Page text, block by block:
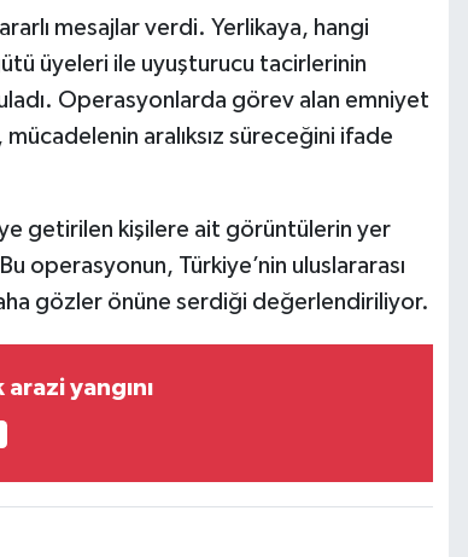
mesajlar verdi. Yerlikaya, hangi
üyeleri ile uyuşturucu tacirlerinin
Operasyonlarda görev alan emniyet
aralıksız süreceğini ifade
getirilen kişilere ait görüntülerin yer
operasyonun, Türkiye’nin uluslararası
gözler önüne serdiği değerlendiriliyor.
yangını